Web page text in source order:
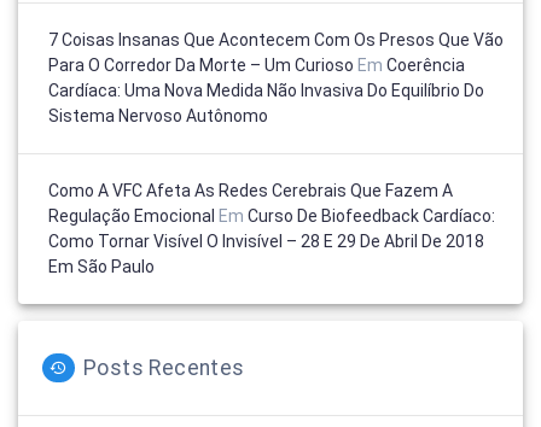
7 Coisas Insanas Que Acontecem Com Os Presos Que Vão
Para O Corredor Da Morte – Um Curioso Em Coerência
Cardíaca: Uma Nova Medida Não Invasiva Do Equilíbrio Do
Sistema Nervoso Autônomo
Como A VFC Afeta As Redes Cerebrais Que Fazem A
Regulação Emocional Em Curso De Biofeedback Cardíaco:
Como Tornar Visível O Invisível – 28 E 29 De Abril De 2018
Em São Paulo
Posts Recentes